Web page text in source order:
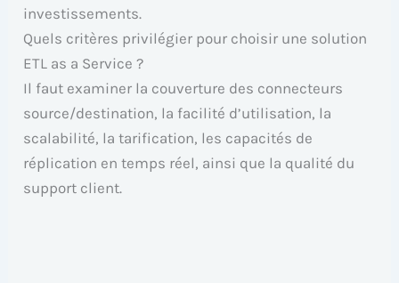
investissements.
Quels critères privilégier pour choisir une solution
ETL as a Service ?
Il faut examiner la couverture des connecteurs
source/destination, la facilité d’utilisation, la
scalabilité, la tarification, les capacités de
réplication en temps réel, ainsi que la qualité du
support client.